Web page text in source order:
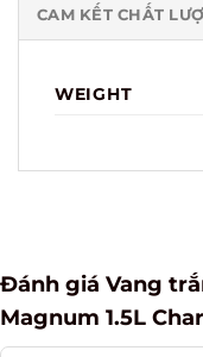
CAM KẾT CHẤT
WEIGHT
Đánh giá Vang
Magnum 1.5L